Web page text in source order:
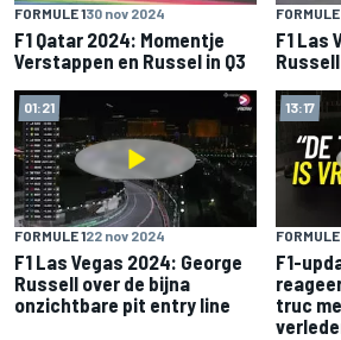
FORMULE 130 nov 2024
F1 Qatar 2024: Momentje
Verstappen en Russel in Q3
FORMULE
F1 Las
01:21
FORMULE 122 nov 2024
F1 Las Vegas 2024: George
Russell over de bijna
onzichtbare pit entry line
13:17
FORMULE
F1-
truc